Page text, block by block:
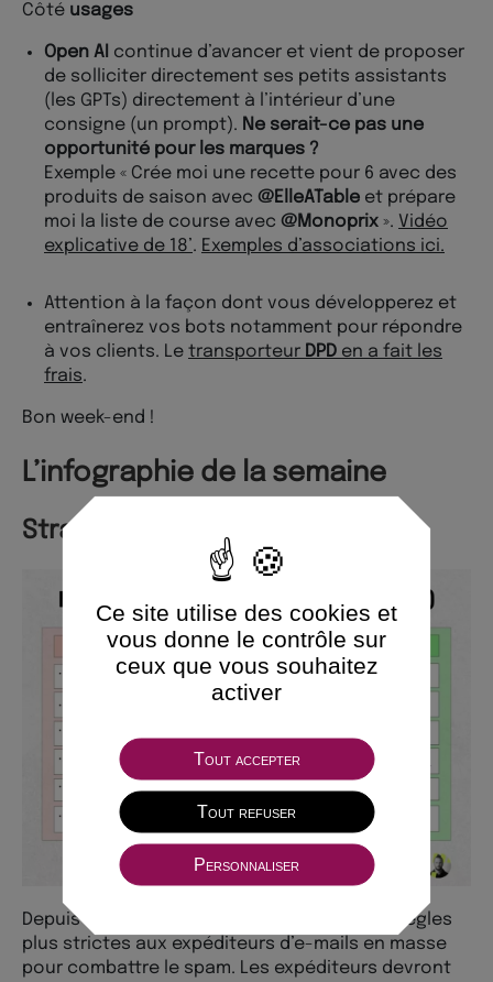
Côté usages
Open AI continue d’avancer et vient de proposer
de solliciter directement ses petits assistants
(les GPTs) directement à l’intérieur d’une
consigne (un prompt). Ne serait-ce pas une
opportunité pour les marques ?
Exemple « Crée moi une recette pour 6 avec des
produits de saison avec @ElleATable et prépare
moi la liste de course avec @Monoprix ». Vidéo
explicative de 18’. Exemples d’associations ici.
Attention à la façon dont vous développerez et
entraînerez vos bots notamment pour répondre
à vos clients. Le transporteur DPD en a fait les
frais.
Bon week-end !
L’infographie de la semaine
Stratégie Marketing B2B en 2024
Depuis hier, Google et Yahoo imposent des règles
plus strictes aux expéditeurs d’e-mails en masse
pour combattre le spam. Les expéditeurs devront
Ce site utilise des cookies et
vous donne le contrôle sur
ceux que vous souhaitez
activer
Tout accepter
Tout refuser
Personnaliser